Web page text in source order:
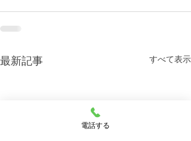
最新記事 すべて表示
電話する